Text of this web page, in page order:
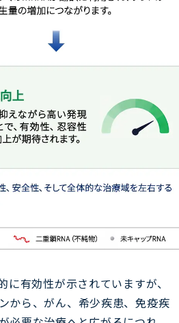
有効性が示されていますが、
から、がん、希少疾患、免疫疾